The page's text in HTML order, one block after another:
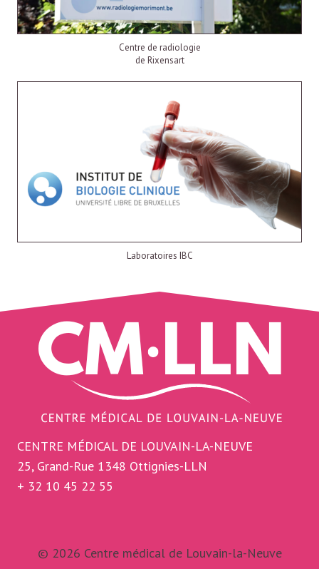
Centre de radiologie
de Rixensart
Laboratoires IBC
CENTRE MÉDICAL DE LOUVAIN-LA-NEUVE
25, Grand-Rue 1348 Ottignies-LLN
+ 32 10 45 22 55
© 2026 Centre médical de Louvain-la-Neuve